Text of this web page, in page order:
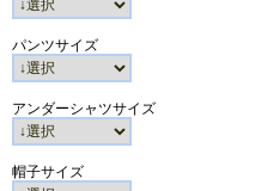
パンツサイズ
アンダーシャツサイズ
帽子サイズ